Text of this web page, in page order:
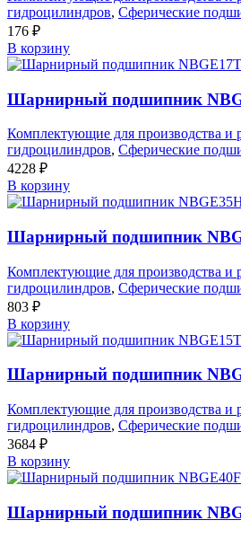
гидроцилиндров, Сферические
176 ₽
В корзину
Шарнирный подшипник
Комплектующие для производства и
гидроцилиндров, Сферические
4228 ₽
В корзину
Шарнирный подшипник
Комплектующие для производства и
гидроцилиндров, Сферические
803 ₽
В корзину
Шарнирный подшипник
Комплектующие для производства и
гидроцилиндров, Сферические
3684 ₽
В корзину
Шарнирный подшипник